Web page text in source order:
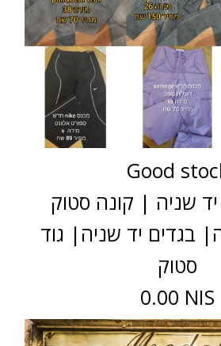
Good
יד שניה | קונה סטוק
בגדים יד שניה| גוד
סטוק
0.00 NIS